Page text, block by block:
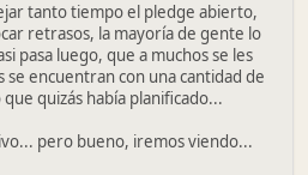
tanto tiempo el pledge abierto,
retrasos, la mayoría de gente lo
pasa luego, que a muchos se les
encuentran con una cantidad de
quizás había planificado...
pero bueno, iremos viendo...